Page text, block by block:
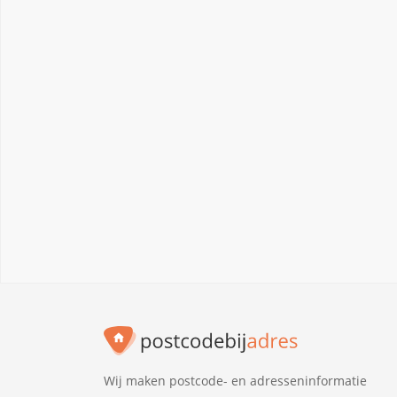
Wij maken postcode- en adresseninformatie